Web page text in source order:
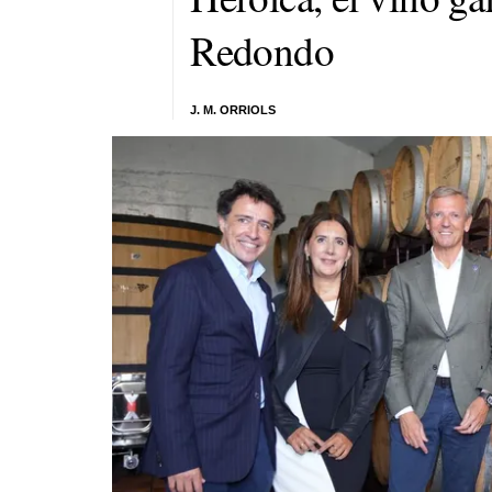
Redondo
J. M. ORRIOLS